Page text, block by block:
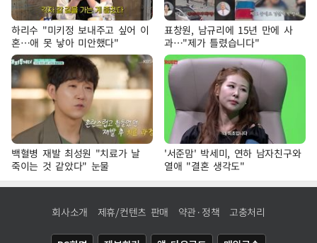
하리수 "미키정 보내주고 싶어 이
혼…애 못 낳아 미안했다"
표창원, 남규리에 15년 만에 사
과…"제가 틀렸습니다"
백혈병 재발 최성원 "치료가 날
죽이는 것 같았다" 눈물
'서준맘' 박세미, 연하 남자친구와
열애 "결혼 생각도"
회사소개 제휴/컨텐츠 판매 약관·정책 고충처리